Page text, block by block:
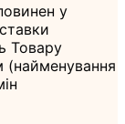
у
Товару
(найменування